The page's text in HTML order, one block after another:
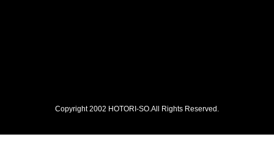
Copyright 2002 HOTORI-SO.All Rights Reserved.